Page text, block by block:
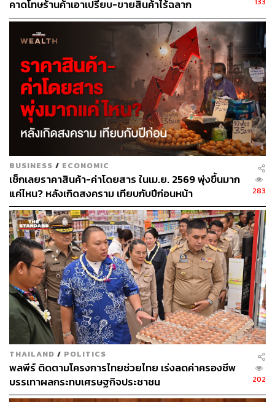
451
ABOUT THE AUTHOR
ถนัดกิจ จันกิเสน
Content Creator ประจำกองบรรณาธิการ
THE STANDARD WEALTH ผู้เสพติดโลก
ธุรกิจ การตลาด เทคโนโลยี และชอบสำรวจ
โลกออฟไลน์และออนไลน์มาถอดรหัสความ
เคลื่อนไหวให้เป็นเรื่องเข้าใจง่าย สนุก และได้
ไอเดียใหม่ๆ
คาดโทษร้านค้าเอาเปรียบ-ขายสินค้าไร้ฉลาก
BUSINESS / ECONOMIC
เช็กเลยราคาสินค้า-ค่าโดยสาร ในเม.ย. 2569 พุ่งขึ้นมาก
แค่ไหน? หลังเกิดสงคราม เทียบกับปีก่อนหน้า
283
THAILAND / POLITICS
พลพีร์ ติดตามโครงการไทยช่วยไทย เร่งลดค่าครองชีพ
บรรเทาผลกระทบเศรษฐกิจประชาชน
202